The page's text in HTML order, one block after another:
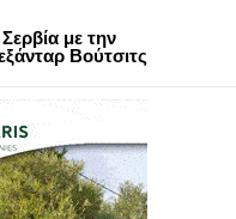
Σερβία με την
Βούτσιτς